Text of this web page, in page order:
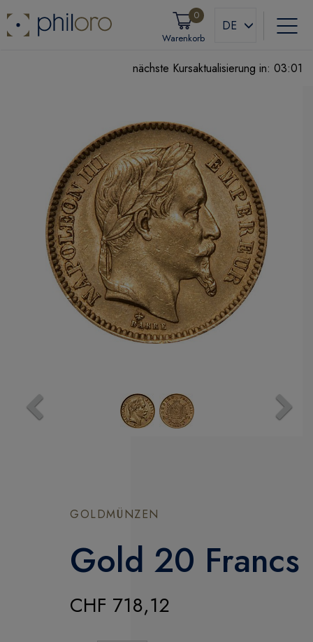
DE
Warenkorb
0
nächste Kursaktualisierung in: 03:00
GOLDMÜNZEN
Gold 20 Francs
CHF 718,12